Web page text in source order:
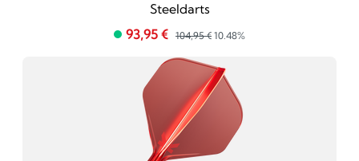
Steeldarts
93,95 € 104,95 € 10.48%